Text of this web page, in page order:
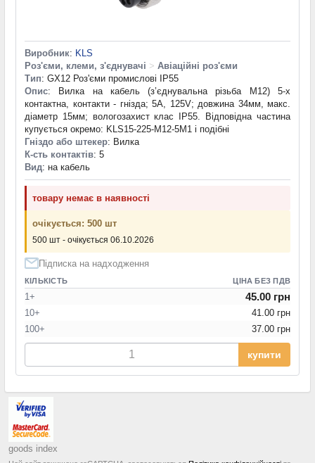
Виробник: KLS
Роз'єми, клеми, з'єднувачі > Авіаційні роз'єми
Тип: GX12 Роз'єми промислові IP55
Опис: Вилка на кабель (з’єднувальна різьба М12) 5-х
контактна, контакти - гнізда; 5А, 125V; довжина 34мм, макс.
діаметр 15мм; вологозахист клас IP55. Відповідна частина
купується окремо: KLS15-225-M12-5M1 і подібні
Гніздо або штекер: Вилка
К-сть контактів: 5
Вид: на кабель
товару немає в наявності
очікується: 500 шт
500 шт - очікується 06.10.2026
Підписка на надходження
КІЛЬКІСТЬ ЦІНА БЕЗ ПДВ
1+ 45.00 грн
10+
41.00 грн
100+
37.00 грн
купити
goods index